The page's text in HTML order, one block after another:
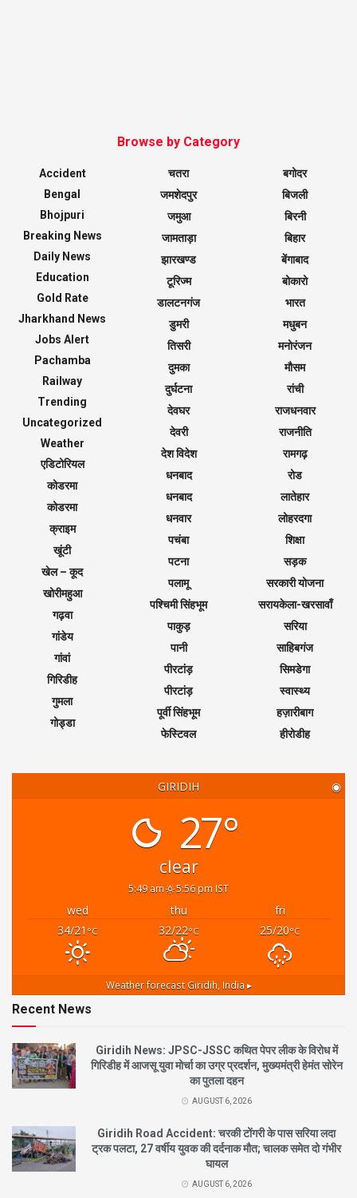
Browse by Category
Accident
Bengal
Bhojpuri
Breaking News
Daily News
Education
Gold Rate
Jharkhand News
Jobs Alert
Pachamba
Railway
Trending
Uncategorized
Weather
एडिटोरियल
कोडरमा
कोडरमा
क्राइम
खूंटी
खेल – कूद
खोरीमहुआ
गढ़वा
गांडेय
गांवां
गिरिडीह
गुमला
गोड्डा
चतरा
जमशेदपुर
जमुआ
जामताड़ा
झारखण्ड
टूरिज्म
डालटनगंज
डुमरी
तिसरी
दुमका
दुर्घटना
देवघर
देवरी
देश विदेश
धनबाद
धनबाद
धनवार
पचंबा
पटना
पलामू
पश्चिमी सिंहभूम
पाकुड़
पानी
पीरटांड़
पीरटांड़
पूर्वी सिंहभूम
फेस्टिवल
बगोदर
बिजली
बिरनी
बिहार
बेंगाबाद
बोकारो
भारत
मधुबन
मनोरंजन
मौसम
रांची
राजधनवार
राजनीति
रामगढ़
रोड
लातेहार
लोहरदगा
शिक्षा
सड़क
सरकारी योजना
सरायकेला-खरसावाँ
सरिया
साहिबगंज
सिमडेगा
स्वास्थ्य
हज़ारीबाग
हीरोडीह
GIRIDIH ◉
27°
clear
5:49 am 5:56 pm IST
wed thu
fri
34/21 °C 32/22°C 25/20°C
Weather forecast Giridih, India ▸
Recent News
Giridih News: JPSC-JSSC कथित पेपर लीक के विरोध में
गिरिडीह में आजसू युवा मोर्चा का उग्र प्रदर्शन, मुख्यमंत्री हेमंत सोरेन
का पुतला दहन
AUGUST 6, 2026
Giridih Road Accident: चरकी टोंगरी के पास सरिया लदा
ट्रक पलटा, 27 वर्षीय युवक की दर्दनाक मौत; चालक समेत दो गंभीर
घायल
AUGUST 6, 2026